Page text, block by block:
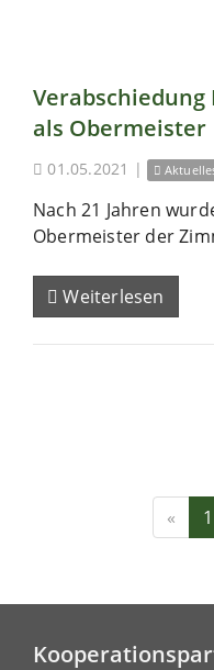
als Obermeister
01.05.2021 |
Nach 21 Jahren
Obermeister der
Weiterlesen
« 1